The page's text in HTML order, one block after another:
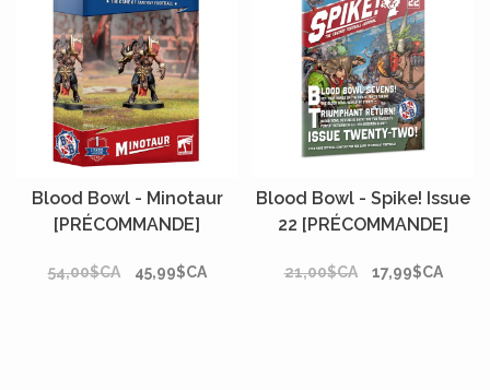
Blood Bowl - Minotaur
[PRÉCOMMANDE]
54,00$CA 45,99$CA
Blood Bowl - Spike! Issue
22 [PRÉCOMMANDE]
21,00$CA 17,99$CA